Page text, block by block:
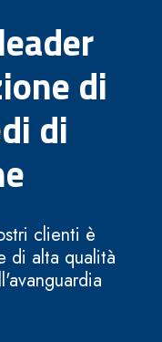
di
di
clienti è
di alta qualità